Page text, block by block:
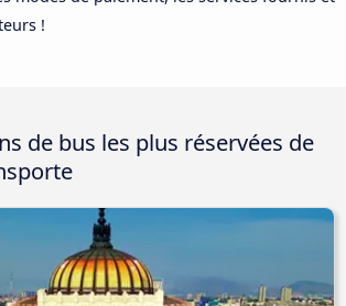
!
de bus les plus réservées de